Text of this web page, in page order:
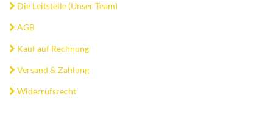
Die Leitstelle (Unser Team)
AGB
Kauf auf Rechnung
Versand & Zahlung
Widerrufsrecht